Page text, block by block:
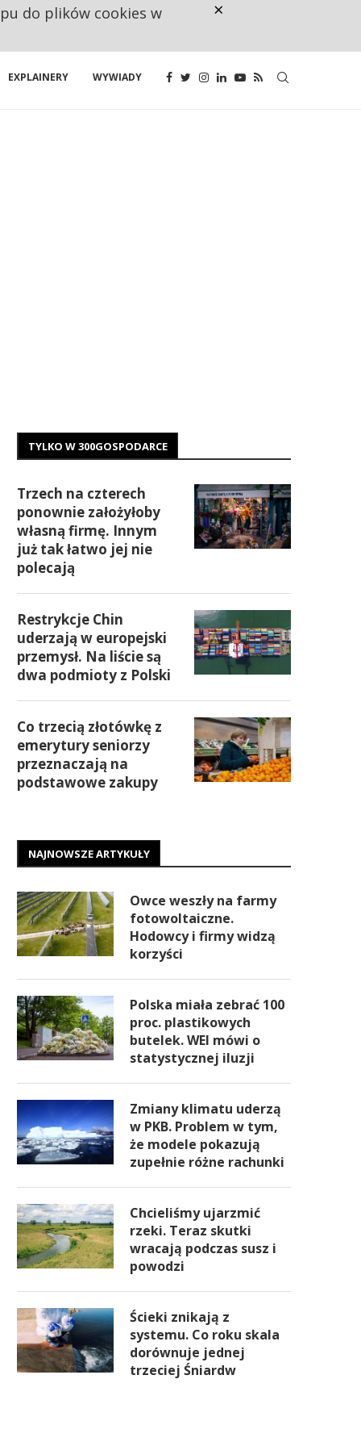
EXPLAINERY WYWIADY
TYLKO W 300GOSPODARCE
Trzech na czterech
ponownie założyłoby
własną firmę. Innym
już tak łatwo jej nie
polecają
Restrykcje Chin
uderzają w europejski
przemysł. Na liście są
dwa podmioty z Polski
Co trzecią złotówkę z
emerytury seniorzy
przeznaczają na
podstawowe zakupy
NAJNOWSZE ARTYKUŁY
Owce weszły na farmy
fotowoltaiczne.
Hodowcy i firmy widzą
korzyści
Polska miała zebrać 100
proc. plastikowych
butelek. WEI mówi o
statystycznej iluzji
Zmiany klimatu uderzą
w PKB. Problem w tym,
że modele pokazują
zupełnie różne rachunki
Chcieliśmy ujarzmić
rzeki. Teraz skutki
wracają podczas susz i
powodzi
Ścieki znikają z
systemu. Co roku skala
dorównuje jednej
trzeciej Śniardw
do plików cookies w ×